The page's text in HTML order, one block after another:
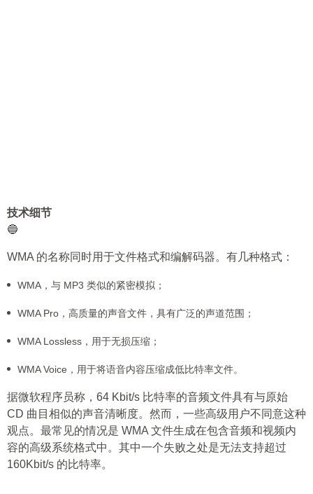
技术细节
🔵
WMA 的名称同时用于文件格式和编解码器。有几种格式：
WMA，与 MP3 类似的紧密模拟；
WMA Pro，高质量的声音文件，具有广泛的声道范围；
WMA Lossless，用于无损压缩；
WMA Voice，用于将语音内容压缩成低比特率文件。
据微软程序员称，64 Kbit/s 比特率的音频文件具有与原始
CD 曲目相似的声音清晰度。然而，一些高级用户不同意这种
观点。最常见的情况是 WMA 文件生成在包含音频和视频内
容的高级系统格式中。其中一个失败之处是无法支持超过
160Kbit/s 的比特率。